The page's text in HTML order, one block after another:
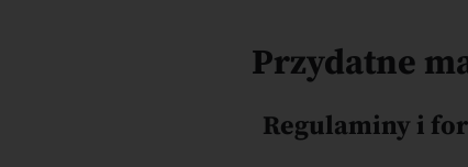
Przydatne
Regulaminy i